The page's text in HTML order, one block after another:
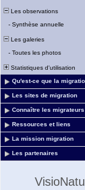
Les observations
- Synthèse annuelle
Les galeries
- Toutes les photos
Statistiques d'utilisation
Qu'est-ce que la
Les sites de migration
Connaître les migrateurs
Ressources et liens
La mission migration
Les partenaires